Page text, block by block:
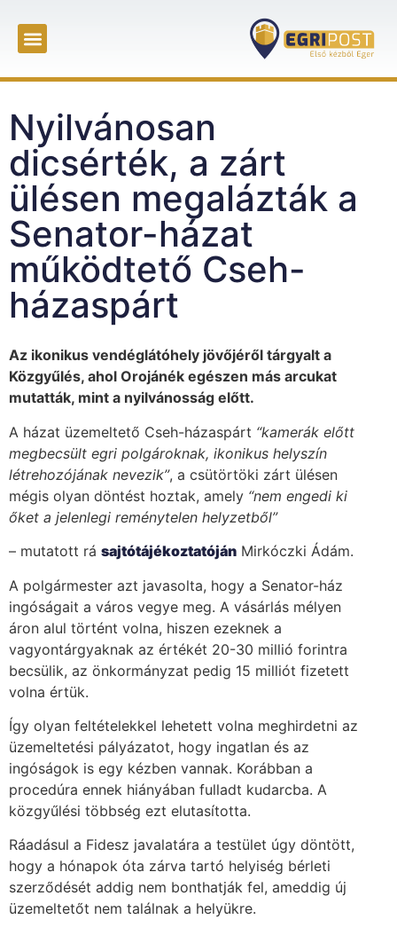
Nyilvánosan
dicsérték, a zárt
ülésen megalázták a
Senator-házat
működtető Cseh-
házaspárt
Az ikonikus vendéglátóhely jövőjéről tárgyalt a
Közgyűlés, ahol Orojánék egészen más arcukat
mutatták, mint a nyilvánosság előtt.
A házat üzemeltető Cseh-házaspárt “kamerák előtt
megbecsült egri polgároknak, ikonikus helyszín
létrehozójának nevezik”, a csütörtöki zárt ülésen
mégis olyan döntést hoztak, amely “nem engedi ki
őket a jelenlegi reménytelen helyzetből”
– mutatott rá sajtótájékoztatóján Mirkóczki Ádám.
A polgármester azt javasolta, hogy a Senator-ház
ingóságait a város vegye meg. A vásárlás mélyen
áron alul történt volna, hiszen ezeknek a
vagyontárgyaknak az értékét 20-30 millió forintra
becsülik, az önkormányzat pedig 15 milliót fizetett
volna értük.
Így olyan feltételekkel lehetett volna meghirdetni az
üzemeltetési pályázatot, hogy ingatlan és az
ingóságok is egy kézben vannak. Korábban a
procedúra ennek hiányában fulladt kudarcba. A
közgyűlési többség ezt elutasította.
Ráadásul a Fidesz javalatára a testület úgy döntött,
hogy a hónapok óta zárva tartó helyiség bérleti
szerződését addig nem bonthatják fel, ameddig új
üzemeltetőt nem találnak a helyükre.